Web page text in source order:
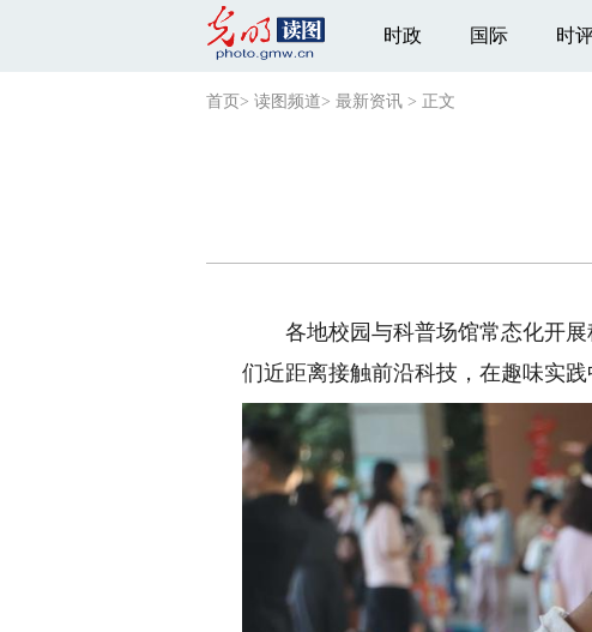
时政 国际 时
首页 > 读图频道> 最新资讯 > 正文
各地校园与科普场馆常态化开展
们近距离接触前沿科技，在趣味实